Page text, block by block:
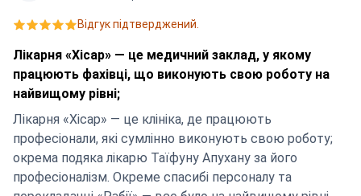
дня, а ввечері я вже відпочивала в готелі і почувалася
професійну і душевну роботу! 💐 З упевненістю
рекомендую Hisar Hospital Intercontinental і Bookimed
всім жінкам, хто шукає якісне, швидке і безпечне
лікування за кордоном.
Відгук підтверджений.
Лікарня «Хісар» — це медичний заклад, у якому
працюють фахівці, що виконують свою роботу на
найвищому рівні;
Лікарня «Хісар» — це клініка, де працюють
професіонали, які сумлінно виконують свою роботу;
окрема подяка лікарю Таїфуну Апухану за його
професіоналізм. Окреме спасибі персоналу та